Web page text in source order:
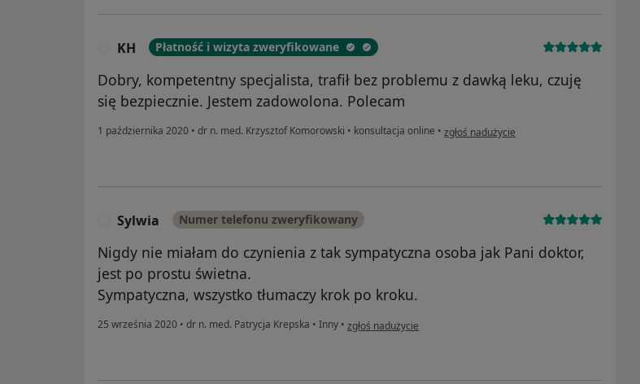
KH Płatność i wizyta zweryfikowane
Dobry, kompetentny specjalista, trafił bez problemu z dawką leku, czuję
się bezpiecznie. Jestem zadowolona. Polecam
1 października 2020 • dr n. med. Krzysztof Komorowski • konsultacja online • w opinii użytkownika KH
zgłoś nadużycie
Sylwia Numer telefonu zweryfikowany
Nigdy nie miałam do czynienia z tak sympatyczna osoba jak Pani doktor,
jest po prostu świetna.
Sympatyczna, wszystko tłumaczy krok po kroku.
25 września 2020 • dr n. med. Patrycja Krepska • Inny • w opinii użytkownika Sylwia
zgłoś nadużycie